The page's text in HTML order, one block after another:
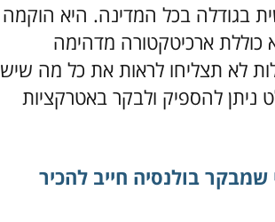
בגודלה בכל המדינה. היא הוקמה
מ-2,100 שנה, וכיום היא כוללת ארכיטקטורה מדהימה
אמנם סביר להניח כי אם תשהו בה 2 לילות לא תצליחו לראות את כל מה שיש
ניתן להספיק ולבקר באטרקציות